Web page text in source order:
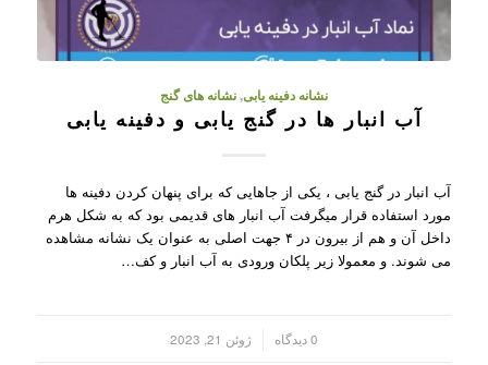
نشانه دفینه یابی,نشانه های گنج
آب انبار ها در گنج یابی و دفینه یابی
آب انبار در گنج یابی ، یکی از جاهایی که برای پنهان کردن دفینه ها
مورد استفاده قرار میگرفت آب انبار های قدیمی بود که به شکل هرم
داخل آن و هم از بیرون در ۴ جهت اصلی به عنوان یک نشانه مشاهده
می شوند. و معمولا زیر پلکان ورودی به آب انبار و کف…
0 دیدگاه ژوئن 21, 2023